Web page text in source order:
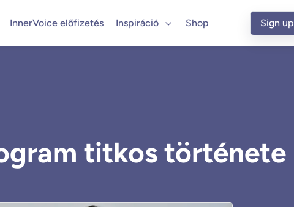
InnerVoice előfizetés Inspiráció Shop Sign up
titkos története